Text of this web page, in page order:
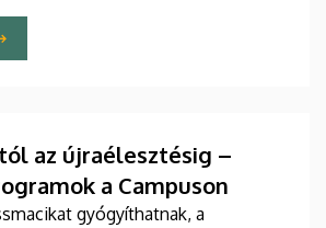
irányuló kutatások
A témában a közelmúltban
a világ egyik legrangosabb
Egyetem egyetemi tanára.
az újraélesztésig –
a Campuson
gyógyíthatnak, a